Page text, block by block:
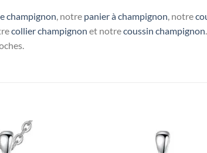
champignon, notre panier à champignon, notre
collier champignon et notrecoussin champignon